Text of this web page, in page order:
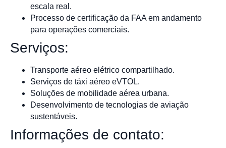
escala real.
Processo de certificação da FAA em andamento
para operações comerciais.
Serviços:
Transporte aéreo elétrico compartilhado.
Serviços de táxi aéreo eVTOL.
Soluções de mobilidade aérea urbana.
Desenvolvimento de tecnologias de aviação
sustentáveis.
Informações de contato: